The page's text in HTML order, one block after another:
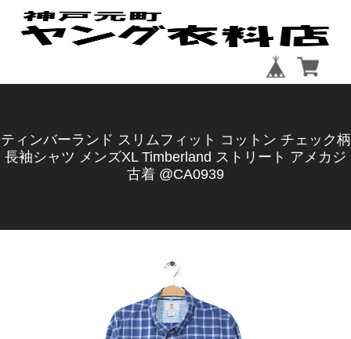
ティンバーランド スリムフィット コットン チェック柄
長袖シャツ メンズXL Timberland ストリート アメカジ
古着 @CA0939